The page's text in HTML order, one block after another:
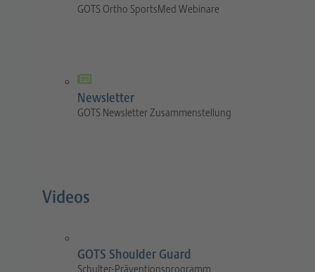
GOTS Ortho SportsMed Webinare
Newsletter
GOTS Newsletter Zusammenstellung
Videos
GOTS Shoulder Guard
Schulter-Präventionsprogramm